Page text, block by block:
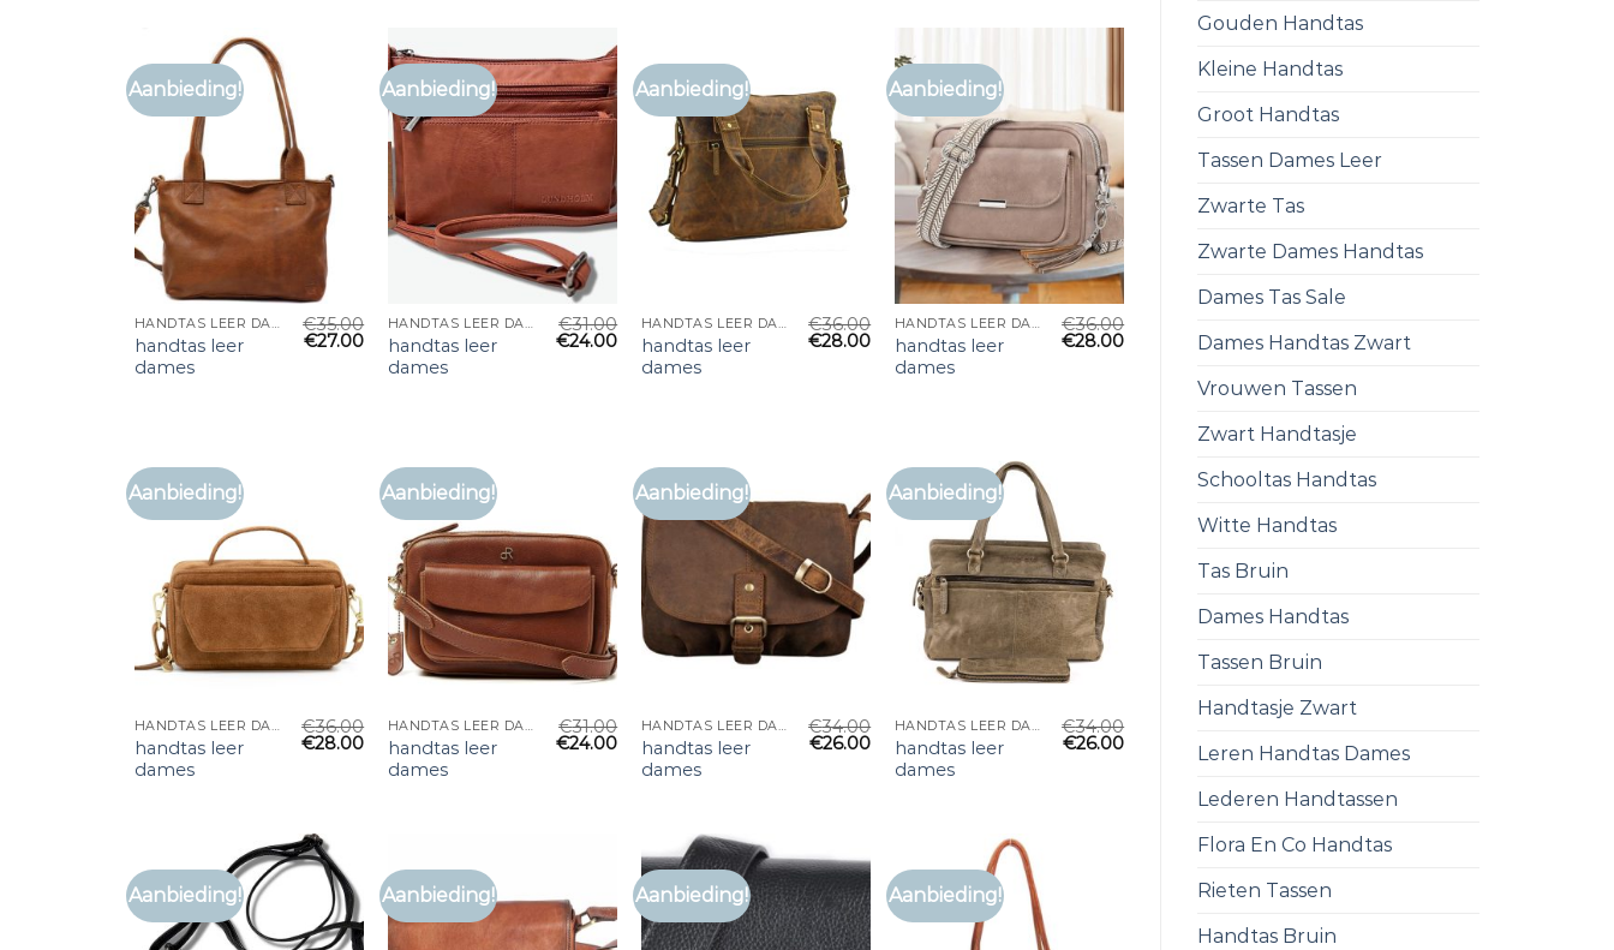
Gouden Handtas
Kleine Handtas
Groot Handtas
Tassen Dames Leer
Zwarte Tas
Zwarte Dames Handtas
Dames Tas Sale
Dames Handtas Zwart
Vrouwen Tassen
Zwart Handtasje
Schooltas Handtas
Witte Handtas
Tas Bruin
Dames Handtas
Tassen Bruin
Handtasje Zwart
Leren Handtas Dames
Lederen Handtassen
Flora En Co Handtas
Rieten Tassen
Handtas Bruin
Aanbieding!
HANDTAS LEER DAMES
handtas leer
dames
€35.00
€27.00
Aanbieding!
HANDTAS LEER DAMES
handtas leer
dames
€31.00
€24.00
Aanbieding!
HANDTAS LEER DAMES
handtas leer
dames
€36.00
€28.00
Aanbieding!
HANDTAS LEER DAMES
handtas leer
dames
€36.00
€28.00
Aanbieding!
HANDTAS LEER DAMES
handtas leer
dames
€36.00
€28.00
Aanbieding!
HANDTAS LEER DAMES
handtas leer
dames
€31.00
€24.00
Aanbieding!
HANDTAS LEER DAMES
handtas leer
dames
€34.00
€26.00
Aanbieding!
HANDTAS LEER DAMES
handtas leer
dames
€34.00
€26.00
Aanbieding! Aanbieding! Aanbieding! Aanbieding!